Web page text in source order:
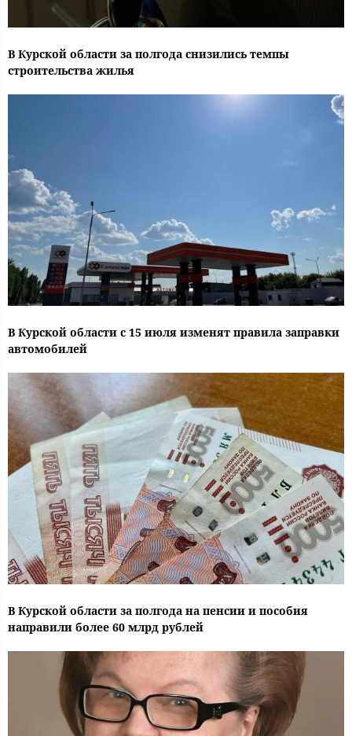
В Курской области за полгода снизились темпы
строительства жилья
В Курской области с 15 июля изменят правила заправки
автомобилей
В Курской области за полгода на пенсии и пособия
направили более 60 млрд рублей